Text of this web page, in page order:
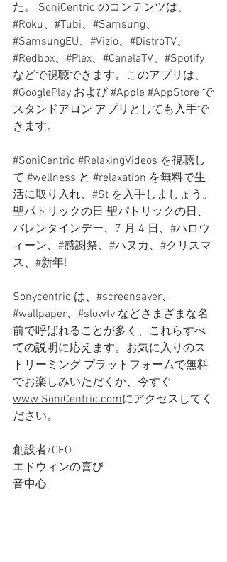
た。 SoniCentric のコンテンツは、
#Roku、#Tubi、#Samsung、
#SamsungEU、#Vizio、#DistroTV、
#Redbox、#Plex、#CanelaTV、#Spotify
などで視聴できます。このアプリは、
#GooglePlay および #Apple #AppStore で
スタンドアロン アプリとしても入手で
きます。
#SoniCentric #RelaxingVideos を視聴し
て #wellness と #relaxation を無料で生
活に取り入れ、#St を入手しましょう。
聖パトリックの日 聖パトリックの日、
バレンタインデー、7 月 4 日、#ハロウ
ィーン、#感謝祭、#ハヌカ、#クリスマ
ス、#新年!
Sonycentric は、#screensaver、
#wallpaper、#slowtv などさまざまな名
前で呼ばれることが多く、これらすべ
ての説明に応えます。お気に入りのス
トリーミング プラットフォームで無料
でお楽しみいただくか、今すぐ
www.SoniCentric.comにアクセスしてく
ださい。
創設者/CEO
エドウィンの喜び
音中心